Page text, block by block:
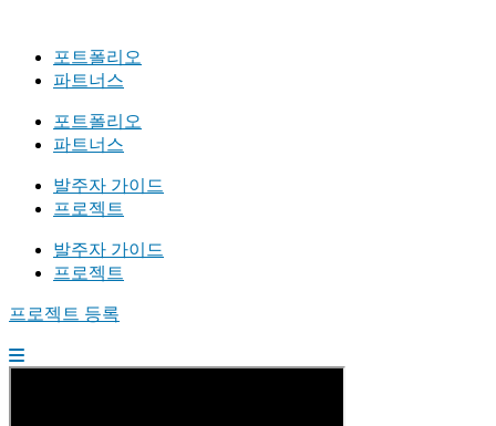
포트폴리오
파트너스
포트폴리오
파트너스
발주자 가이드
프로젝트
발주자 가이드
프로젝트
프로젝트 등록